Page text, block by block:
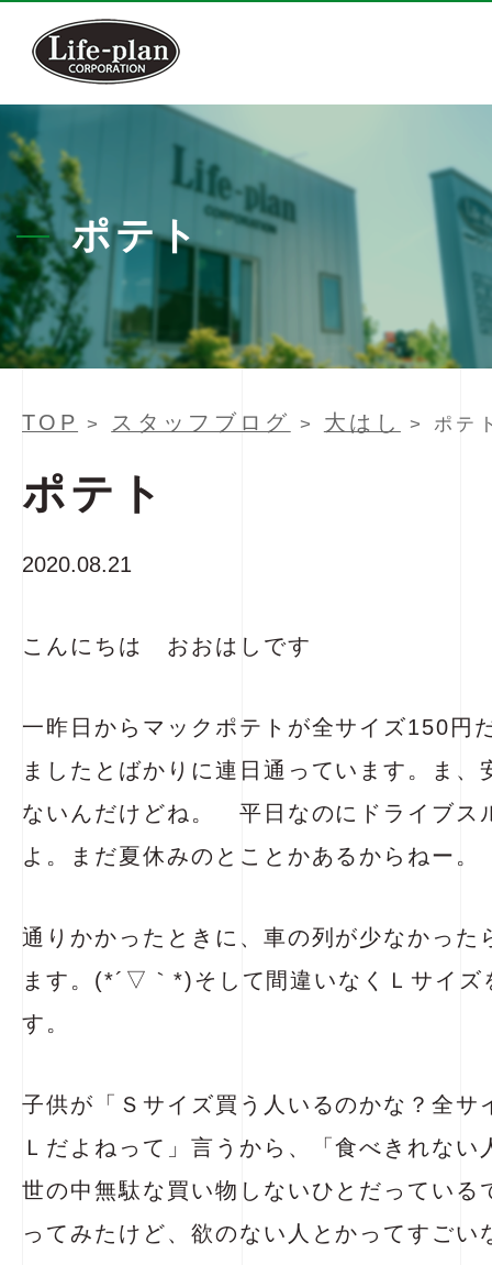
ポテト
TOP > スタッフブログ > 大はし > ポテ
ポテト
2020.08.21
こんにちは おおはしです
一昨日からマックポテトが全サイズ150円
ましたとばかりに連日通っています。ま、
ないんだけどね。 平日なのにドライブス
よ。まだ夏休みのとことかあるからねー。
通りかかったときに、車の列が少なかった
ます。(*´▽｀*)そして間違いなくＬサイズ
す。
子供が「Ｓサイズ買う人いるのかな？全サ
Ｌだよねって」言うから、「食べきれない
世の中無駄な買い物しないひとだっている
ってみたけど、欲のない人とかってすごい